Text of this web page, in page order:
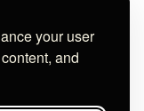
your user
and